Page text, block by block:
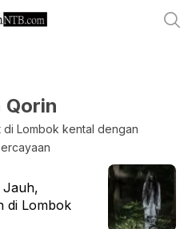
di Lombok kental dengan
Jauh,
di Lombok